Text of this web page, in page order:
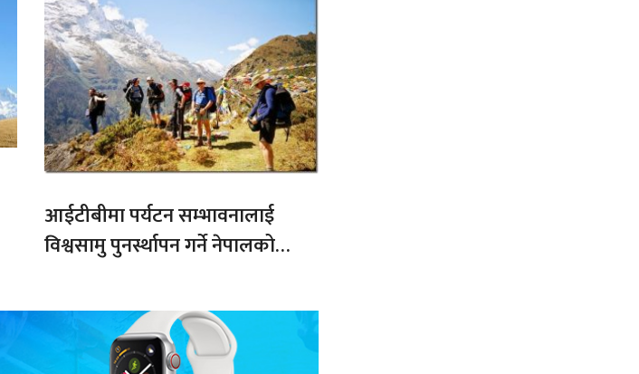
आईटीबीमा पर्यटन सम्भावनालाई
विश्वसामु पुनर्स्थापन गर्ने नेपालको